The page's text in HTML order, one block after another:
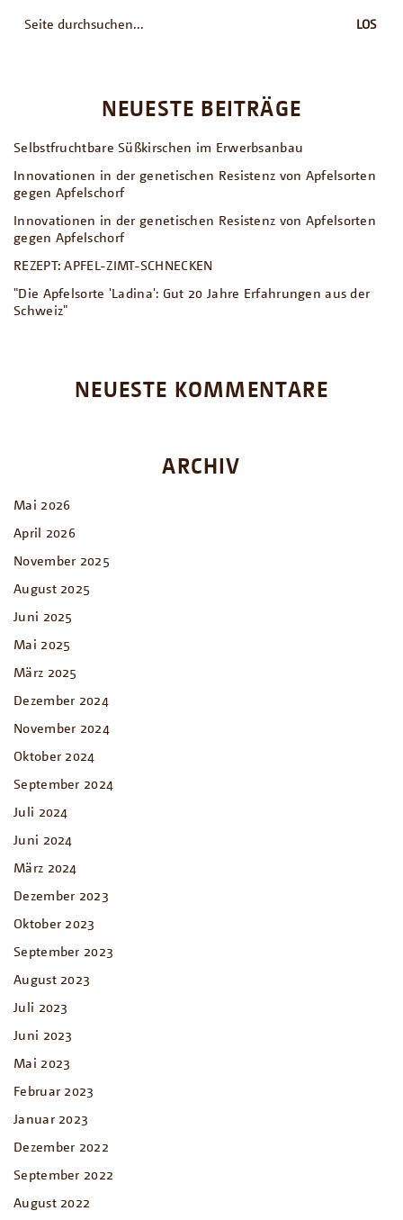
nach:
NEUESTE BEITRÄGE
Selbstfruchtbare Süßkirschen im Erwerbsanbau
Innovationen in der genetischen Resistenz von Apfelsorten
gegen Apfelschorf
Innovationen in der genetischen Resistenz von Apfelsorten
gegen Apfelschorf
REZEPT: APFEL-ZIMT-SCHNECKEN
"Die Apfelsorte 'Ladina': Gut 20 Jahre Erfahrungen aus der
Schweiz"
NEUESTE KOMMENTARE
ARCHIV
Mai 2026
April 2026
November 2025
August 2025
Juni 2025
Mai 2025
März 2025
Dezember 2024
November 2024
Oktober 2024
September 2024
Juli 2024
Juni 2024
März 2024
Dezember 2023
Oktober 2023
September 2023
August 2023
Juli 2023
Juni 2023
Mai 2023
Februar 2023
Januar 2023
Dezember 2022
September 2022
August 2022